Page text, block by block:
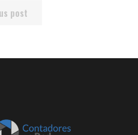
post